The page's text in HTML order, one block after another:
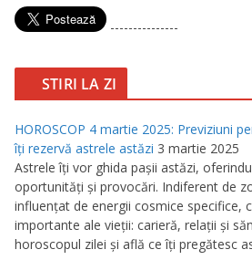
---------------
STIRI LA ZI
HOROSCOP 4 martie 2025: Previziuni
îţi rezervă astrele astăzi 3 martie 2025
Astrele îţi vor ghida paşii astăzi,
oportunităţi şi provocări. Indiferent de
influenţat de energii cosmice specifice,
importante ale vieţii: carieră, relaţii şi
horoscopul zilei şi află ce îţi pregătesc